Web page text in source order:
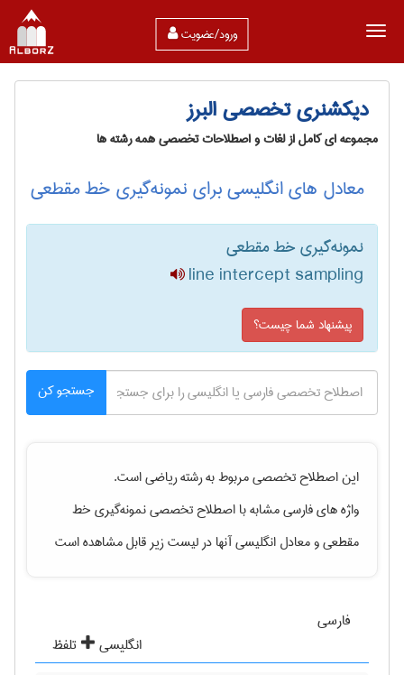
ورود/عضویت
دیکشنری تخصصی البرز
مجموعه ای کامل از لغات و اصطلاحات تخصصی همه رشته ها
معادل های انگلیسی برای نمونه‌گیری خط مقطعی
نمونه‌گیری خط مقطعی
line intercept sampling
پیشنهاد شما چیست؟
جستجو کن
این اصطلاح تخصصی مربوط به رشتهرياضیاست.
واژه های فارسی مشابه با اصطلاح تخصصینمونه‌گیری خط
مقطعیو معادل انگلیسی آنها در لیست زیر قابل مشاهده است
فارسی
انگلیسی
تلفظ